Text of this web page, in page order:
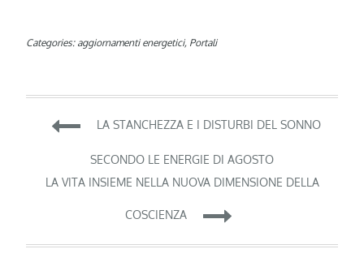
Categories: aggiornamenti energetici, Portali
Navigazione
articoli
LA STANCHEZZA E I DISTURBI DEL SONNO
SECONDO LE ENERGIE DI AGOSTO
LA VITA INSIEME NELLA NUOVA DIMENSIONE DELLA
COSCIENZA